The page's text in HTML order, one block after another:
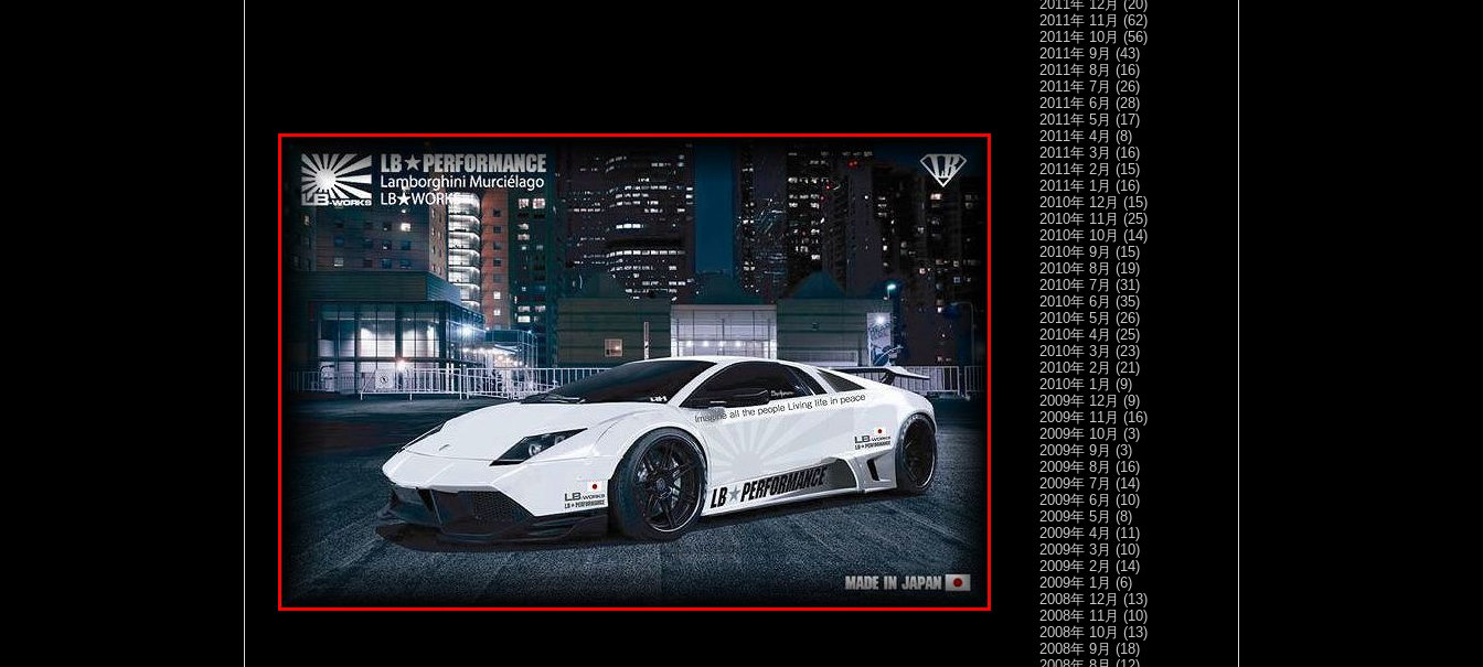
2011年 12月 (20)
2011年 11月 (62)
2011年 10月 (56)
2011年 9月 (43)
2011年 8月 (16)
2011年 7月 (26)
2011年 6月 (28)
2011年 5月 (17)
2011年 4月 (8)
2011年 3月 (16)
2011年 2月 (15)
2011年 1月 (16)
2010年 12月 (15)
2010年 11月 (25)
2010年 10月 (14)
2010年 9月 (15)
2010年 8月 (19)
2010年 7月 (31)
2010年 6月 (35)
2010年 5月 (26)
2010年 4月 (25)
2010年 3月 (23)
2010年 2月 (21)
2010年 1月 (9)
2009年 12月 (9)
2009年 11月 (16)
2009年 10月 (3)
2009年 9月 (3)
2009年 8月 (16)
2009年 7月 (14)
2009年 6月 (10)
2009年 5月 (8)
2009年 4月 (11)
2009年 3月 (10)
2009年 2月 (14)
2009年 1月 (6)
2008年 12月 (13)
2008年 11月 (10)
2008年 10月 (13)
2008年 9月 (18)